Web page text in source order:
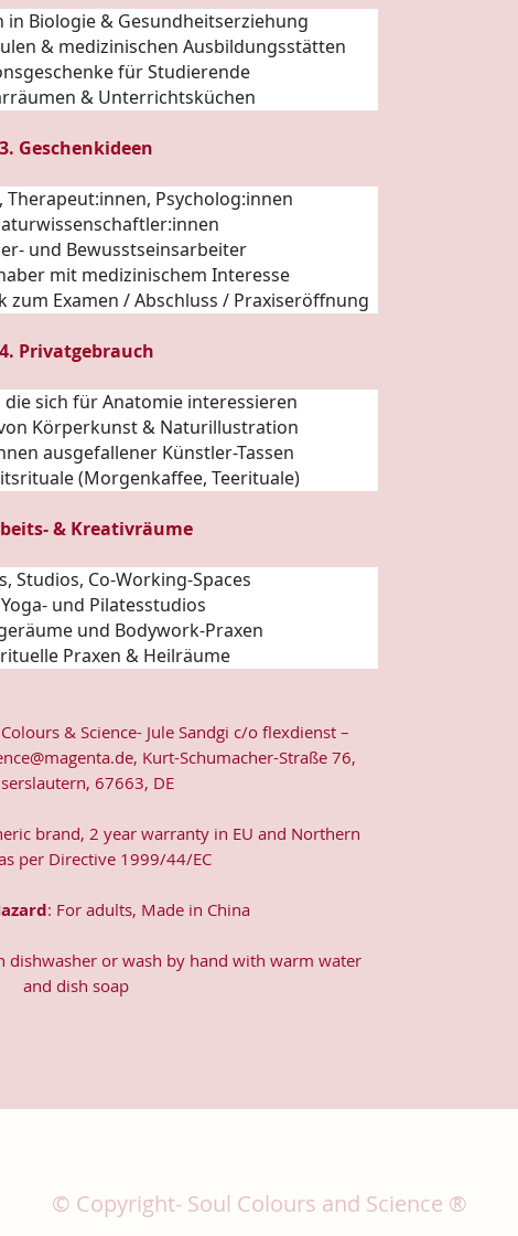
in Biologie & Gesundheitserziehung
& medizinischen Ausbildungsstätten
für Studierende
& Unterrichtsküchen
3. Geschenkideen
Therapeut:innen, Psycholog:innen
und Bewusstseinsarbeiter
mit medizinischem Interesse
zum Examen / Abschluss / Praxiseröffnung
4. Privatgebrauch
die sich fürAnatomieinteressieren
Körperkunst & Naturillustration
ausgefallener Künstler-Tassen
(Morgenkaffee, Teerituale)
& Kreativräume
Studios, Co-Working-Spaces
und Pilatesstudios
und Bodywork-Praxen
Praxen & Heilräume
& Science- Jule Sandgi c/o flexdienst –
Kurt-Schumacher-Straße 76,
67663, DE
brand, 2 year warranty in EU and Northern
per Directive 1999/44/EC
: For adults, Made in China
dishwasher or wash by hand with warm water
and dish soap
© Copyright- Soul Colours and Science ®